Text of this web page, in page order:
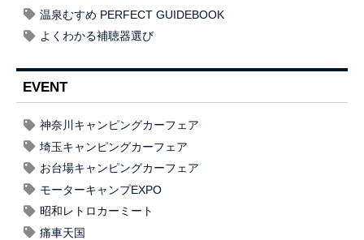
温泉むすめ PERFECT GUIDEBOOK
よくわかる補聴器選び
EVENT
神奈川キャンピングカーフェア
埼玉キャンピングカーフェア
お台場キャンピングカーフェア
モーターキャンプEXPO
昭和レトロカーミート
痛車天国